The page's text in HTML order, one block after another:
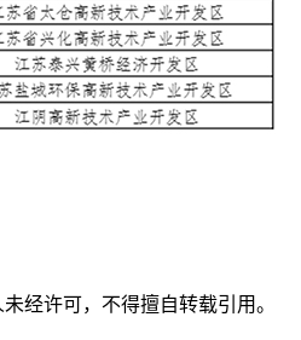
经许可，不得擅自转载引用。